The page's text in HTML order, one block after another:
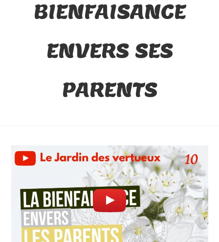
BIENFAISANCE
ENVERS SES
PARENTS